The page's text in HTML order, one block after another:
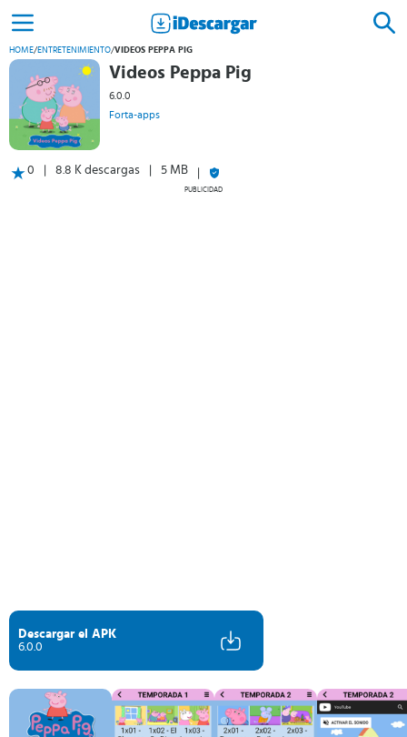
HOME/ENTRETENIMIENTO/VIDEOS PEPPA PIG
Videos Peppa Pig
6.0.0
Forta-apps
0 8.8 K descargas 5 MB
PUBLICIDAD
Descargar el APK
6.0.0